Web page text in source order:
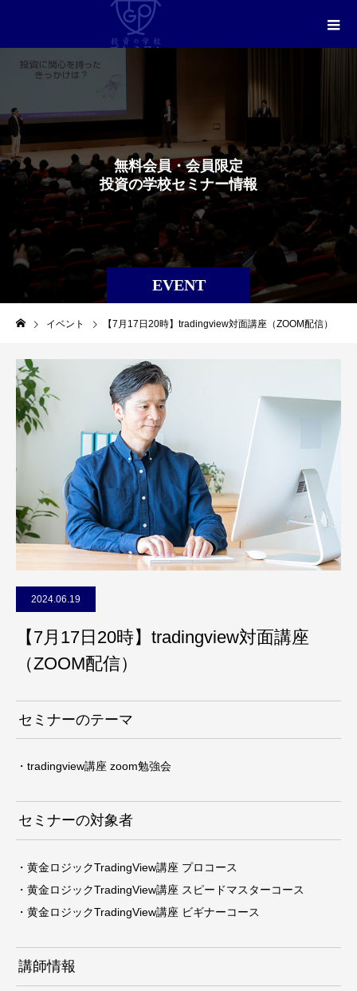
EVENT
無料会員・会員 限定
投資の学校セミ ナー情報
イベント 【7月17日20時】tradingview対面講座（ZOOM配信）
2024.06.19
【7月17日20時】tradingview対面講座
（ZOOM配信）
セミナーのテーマ
・tradingview講座 zoom勉強会
セミナーの対象者
・黄金ロジックTradingView講座 プロコース
・黄金ロジックTradingView講座 スピードマスターコース
・黄金ロジックTradingView講座 ビギナーコース
講師情報